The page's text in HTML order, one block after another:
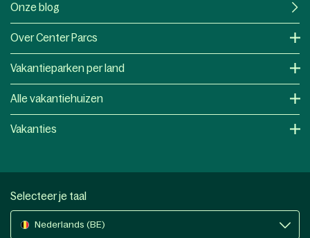
Onze blog
Over Center Parcs
Vakantieparken per land
Alle vakantiehuizen
Vakanties
Selecteer je taal
Nederlands (BE)